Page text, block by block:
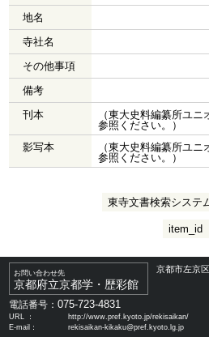
地名
寺社名
その他事項
備考
刊本
（東大史料編纂所ユ
参照ください。）
影写本
（東大史料編纂所ユ
参照ください。）
東寺文書検索システ
item_id
お問い合わせ先
京都府立京都学・歴彩館
京都市左京
電話番号：075-723-4831
URL ：
http://www.pref.kyoto.jp/rekisaikan/
E-mail：
rekisaikan-kikaku@pref.kyoto.lg.jp